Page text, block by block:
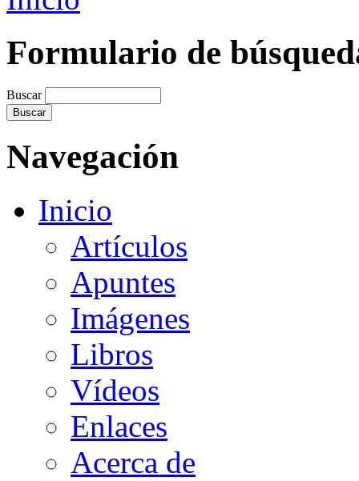
Formulario de
Buscar
Navegación
Inicio
Artículos
Apuntes
Imágenes
Libros
Vídeos
Enlaces
Acerca de